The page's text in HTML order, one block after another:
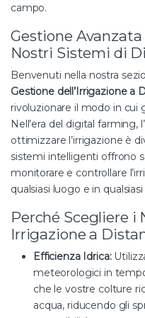
campo.
Gestione
Nostri Sistemi di
Benvenuti nella nostra
Gestione dell’Irrigazione a
rivoluzionare il modo in cui
Nell’era del digital farming,
ottimizzare l’irrigazione è
sistemi intelligenti offrono
monitorare e controllare
qualsiasi luogo e in
Perché Scegliere i
Irrigazione a
Efficienza Idrica:
meteorologici in
che le vostre colture
acqua, riducendo gli